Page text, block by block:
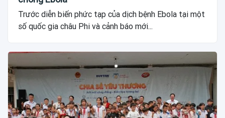
Trước diễn biến phức tạp của dịch bệnh Ebola tại một
số quốc gia châu Phi và cảnh báo mới...